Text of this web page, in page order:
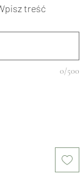
treść
0/500